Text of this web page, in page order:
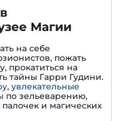
Магии
на себе
пожать
прокатиться на
тайны Гарри Гудини.
, увлекательные
по зельеварению,
и магических